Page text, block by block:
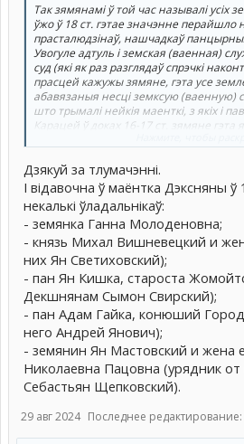
Так зямянамі ў той час называлі усіх
ўжо ў 18 ст. гэтае значэнне перайшло
прасталюдзінаў, нашчадкаў
Увогуле адтуль і земская (ваенная)
суд (які як раз разглядаў спрэчкі
прасцей кажужы зямяне, гэта усе
абавязаныя несці земксую (ваенную)
што трымалі нейкія маенткі, з якіх і
Карацей ў доках 16-17 ст. зямяне
быў яго галоўны маёнтак, і ад гэтага
ісці на вайну. Ну а паны, князі і граф'я
Панамі і панятамі называлі тады
не меўшыя князскага дастоінства,
Радаю. Князямі і графамі ужо разумова
тытулы.
Дзякуй за тлумачэнні.
І відавочна ў маёнтка Дэксняны
некалькі ўладальнікаў:
- земянка Ганна Молоденовна;
- князь Михал Вишневецкий и
них Ян Светиховский);
- пан Ян Кишка, староста
Декшнянам Сымон Свирский);
- пан Адам Гайка, конюший
него Андрей Янович);
- земянин Ян Мастовский и жена
Николаевна Пацовна (урядник
Себастьян Щепковский).
29 авг 2024 Последнее редактирование: